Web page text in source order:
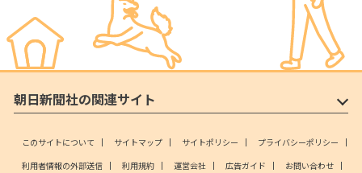
朝日新聞社の関連サイト
このサイトについて サイトマップ サイトポリシー
プライバシーポリシー
利用者情報の外部送信
利用規約 運営会社 広告ガイド
お問い合わせ